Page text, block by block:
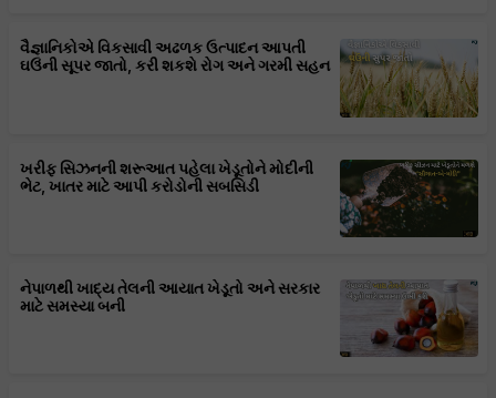
વૈજ્ઞાનિકોએ વિકસાવી અઢળક ઉત્પાદન આપતી
ઘઉંની સૂપર જાતો, કરી શકશે રોગ અને ગરમી સહન
ખરીફ સિઝનની શરૂઆત પહેલા ખેડૂતોને મોદીની
ભેટ, ખાતર માટે આપી કરોડોની સબસિડી
નેપાળથી ખાદ્ય તેલની આયાત ખેડૂતો અને સરકાર
માટે સમસ્યા બની